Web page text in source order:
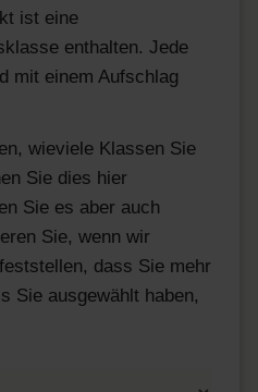
ist eine
enthalten. Jede
mit einem Aufschlag
wieviele Klassen Sie
Sie dies hier
Sie es aber auch
Sie, wenn wir
dass Sie mehr
Sie ausgewählt haben,